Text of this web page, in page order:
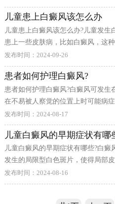
一般常见的症状有哪些?
儿童患上白癜风该怎么办
儿童患上白癜风该怎么办?儿童发
患上一些皮肤病，比如白癜风，这
害，还会伤害儿童的身体健康。那
发布时间：2024-09-26
患者如何护理白癜风?
患者如何护理白癜风?白癜风可发
在不易被人察觉的位置上时可能病
斑，患者一定要及时治疗，且做好
那么，患者如何护理白癜风?
发布时间：2024-08-17
儿童白癜风的早期症状有哪
儿童白癜风的早期症状有哪些?白
发生的局限型白色斑片，使得局部
色素脱失皮肤病，白癜风可发生于
很多儿童也会患上白癜风。那么，
发布时间：2024-08-16